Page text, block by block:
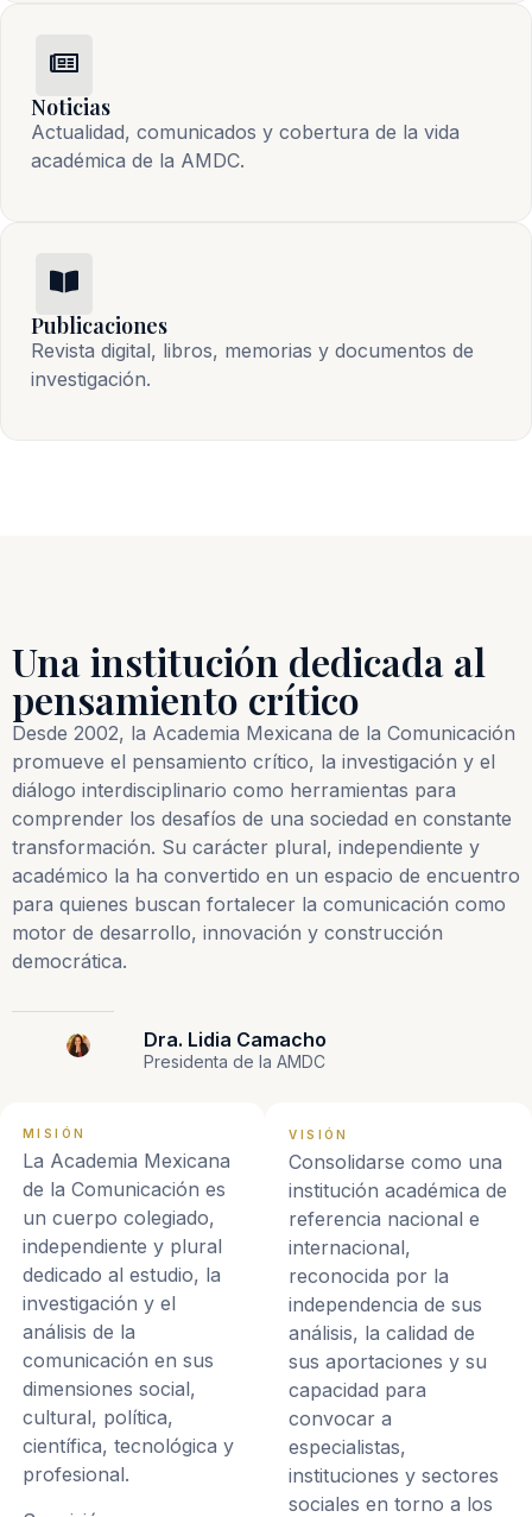
Noticias
Actualidad, comunicados y cobertura de la vida
académica de la AMDC.
Publicaciones
Revista digital, libros, memorias y documentos de
investigación.
Una institución dedicada al
pensamiento crítico
Desde 2002, la Academia Mexicana de la Comunicación
promueve el pensamiento crítico, la investigación y el
diálogo interdisciplinario como herramientas para
comprender los desafíos de una sociedad en constante
transformación. Su carácter plural, independiente y
académico la ha convertido en un espacio de encuentro
para quienes buscan fortalecer la comunicación como
motor de desarrollo, innovación y construcción
democrática.
Dra. Lidia Camacho
Presidenta de la AMDC
MISIÓN
La Academia Mexicana
de la Comunicación es
un cuerpo colegiado,
independiente y plural
dedicado al estudio, la
investigación y el
análisis de la
comunicación en sus
dimensiones social,
cultural, política,
científica, tecnológica y
profesional.
VISIÓN
Consolidarse como una
institución académica de
referencia nacional e
internacional,
reconocida por la
independencia de sus
análisis, la calidad de
sus aportaciones y su
capacidad para
convocar a
especialistas,
instituciones y sectores
sociales en torno a los